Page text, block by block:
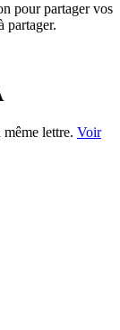
pour partager vos
partager.
lettre. Voir